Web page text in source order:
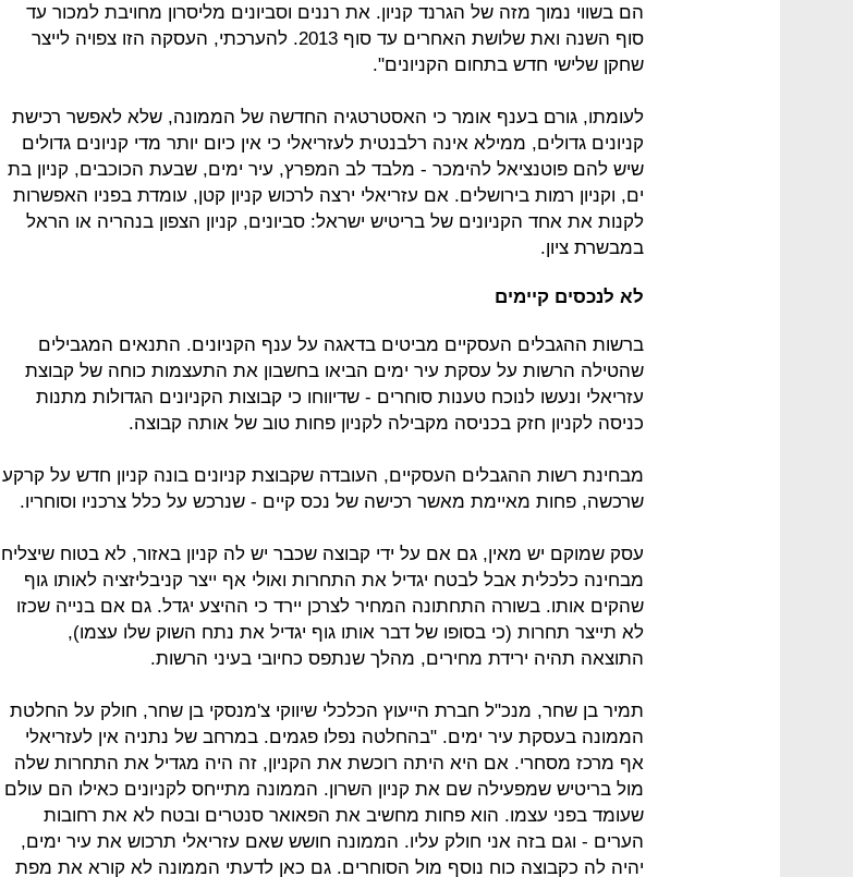
הם בשווי נמוך מזה של הגרנד קניון. את רננים וסביונים מליסרון מחויבת למכור עד
סוף השנה ואת שלושת האחרים עד סוף 2013. להערכתי, העסקה הזו צפויה לייצר
שחקן שלישי חדש בתחום הקניונים".
לעומתו, גורם בענף אומר כי האסטרטגיה החדשה של הממונה, שלא לאפשר רכישת
קניונים גדולים, ממילא אינה רלבנטית לעזריאלי כי אין כיום יותר מדי קניונים גדולים
שיש להם פוטנציאל להימכר - מלבד לב המפרץ, עיר ימים, שבעת הכוכבים, קניון בת
ים, וקניון רמות בירושלים. אם עזריאלי ירצה לרכוש קניון קטן, עומדת בפניו האפשרות
לקנות את אחד הקניונים של בריטיש ישראל: סביונים, קניון הצפון בנהריה או הראל
במבשרת ציון.
לא לנכסים קיימים
ברשות ההגבלים העסקיים מביטים בדאגה על ענף הקניונים. התנאים המגבילים
שהטילה הרשות על עסקת עיר ימים הביאו בחשבון את התעצמות כוחה של קבוצת
עזריאלי ונעשו לנוכח טענות סוחרים - שדיווחו כי קבוצות הקניונים הגדולות מתנות
כניסה לקניון חזק בכניסה מקבילה לקניון פחות טוב של אותה קבוצה.
מבחינת רשות ההגבלים העסקיים, העובדה שקבוצת קניונים בונה קניון חדש על קרקע
שרכשה, פחות מאיימת מאשר רכישה של נכס קיים - שנרכש על כלל צרכניו וסוחריו.
עסק שמוקם יש מאין, גם אם על ידי קבוצה שכבר יש לה קניון באזור, לא בטוח שיצליח
מבחינה כלכלית אבל לבטח יגדיל את התחרות ואולי אף ייצר קניבליזציה לאותו גוף
שהקים אותו. בשורה התחתונה המחיר לצרכן יירד כי ההיצע יגדל. גם אם בנייה שכזו
לא תייצר תחרות (כי בסופו של דבר אותו גוף יגדיל את נתח השוק שלו עצמו),
התוצאה תהיה ירידת מחירים, מהלך שנתפס כחיובי בעיני הרשות.
תמיר בן שחר, מנכ"ל חברת הייעוץ הכלכלי שיווקי צ'מנסקי בן שחר, חולק על החלטת
הממונה בעסקת עיר ימים. "בהחלטה נפלו פגמים. במרחב של נתניה אין לעזריאלי
אף מרכז מסחרי. אם היא היתה רוכשת את הקניון, זה היה מגדיל את התחרות שלה
מול בריטיש שמפעילה שם את קניון השרון. הממונה מתייחס לקניונים כאילו הם עולם
שעומד בפני עצמו. הוא פחות מחשיב את הפאואר סנטרים ובטח לא את רחובות
הערים - וגם בזה אני חולק עליו. הממונה חושש שאם עזריאלי תרכוש את עיר ימים,
יהיה לה כקבוצה כוח נוסף מול הסוחרים. גם כאן לדעתי הממונה לא קורא את מפת